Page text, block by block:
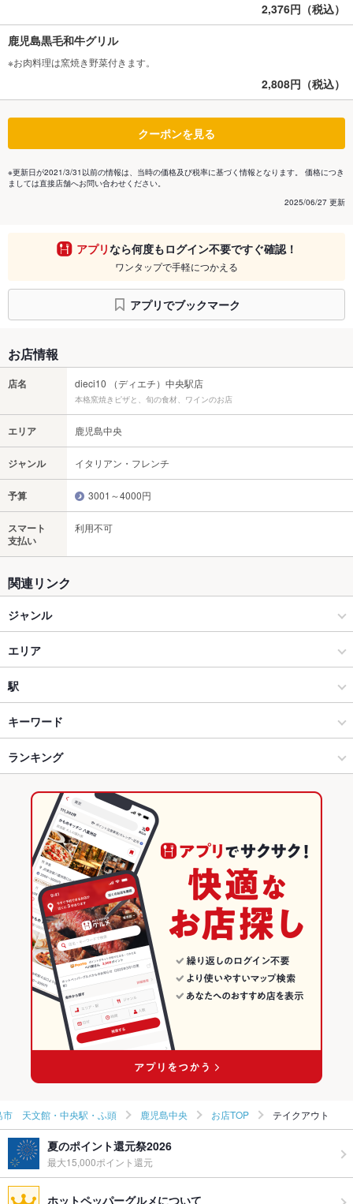
2,376円（税込）
鹿児島黒毛和牛グリル
※お肉料理は窯焼き野菜付きます。
2,808円（税込）
クーポンを見る
※更新日が2021/3/31以前の情報は、当時の価格及び税率に基づく情報となります。 価格につき
ましては直接店舗へお問い合わせください。
2025/06/27 更新
アプリなら何度もログイン不要ですぐ確認！
ワンタップで手軽につかえる
アプリでブックマーク
お店情報
店名 dieci10 （ディエチ）中央駅店
本格窯焼きピザと、旬の食材、ワインのお店
エリア 鹿児島中央
ジャンル イタリアン・フレンチ
予算 3001～4000円
スマート
支払い
利用不可
関連リンク
ジャンル
イタリアン・フレンチ
イタリアン
鹿児島市 天文館・中央駅・ふ頭 × イタリアン・フレンチ
鹿児島市 天文館・中央駅・ふ頭 × イタリアン
鹿児島中央駅 × イタリアン・フレンチ
鹿児島中央駅 × イタリアン
エリア
鹿児島中央
鹿児島中央 × イタリアン・フレンチ
鹿児島中央 × イタリアン
鹿児島
鹿児島 × イタリアン・フレンチ
鹿児島 × イタリアン
駅
鹿児島中央駅
鹿児島中央駅前駅
都通駅
キーワード
エビ料理 バーニャカウダ
マルゲリータ 牛タン デザート
ランキング
鹿児島のグルメランキング
鹿児島のイタリアン・フレンチランキング
鹿児島のイタリアンランキング
鹿児島市 天文館・中央駅・ふ頭のグルメランキング
鹿児島市 天文館・中央駅・ふ頭のイタリアン・フレンチランキ
鹿児島市 天文館・中央駅・ふ頭のイタリアンランキング
鹿児島中央のグルメランキング
鹿児島中央のイタリアン・フレンチランキング
鹿児島中央のイタリアンランキング
市 天文館・中央駅・ふ頭 鹿児島中央 お店TOP テイクアウト
夏のポイント還元祭2026
最大15,000ポイント還元
ホットペッパーグルメについて